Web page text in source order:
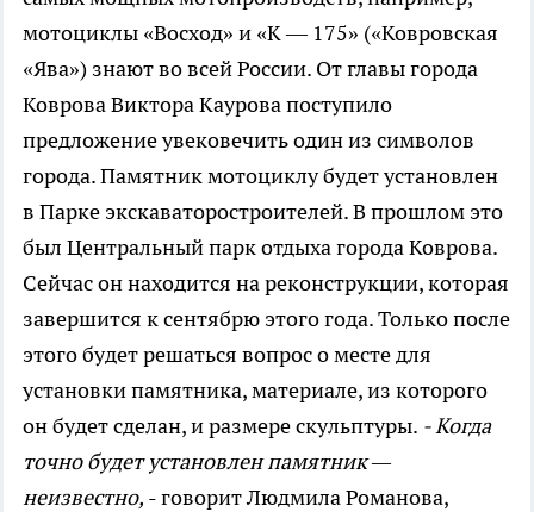
мотоциклы «Восход» и «К — 175» («Ковровская
«Ява») знают во всей России. От главы города
Коврова Виктора Каурова поступило
предложение увековечить один из символов
города. Памятник мотоциклу будет установлен
в Парке экскаваторостроителей. В прошлом это
был Центральный парк отдыха города Коврова.
Сейчас он находится на реконструкции, которая
завершится к сентябрю этого года. Только после
этого будет решаться вопрос о месте для
установки памятника, материале, из которого
он будет сделан, и размере скульптуры. - Когда
точно будет установлен памятник —
неизвестно, - говорит Людмила Романова,